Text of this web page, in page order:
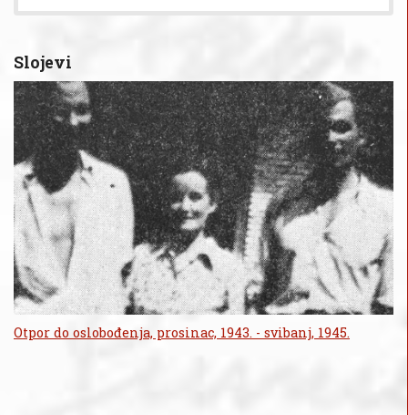
Slojevi
Otpor do oslobođenja, prosinac, 1943. - svibanj, 1945.